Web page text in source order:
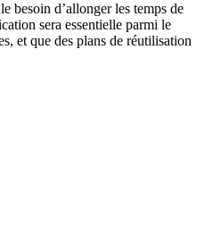
besoin d’allonger les temps de
sera essentielle parmi le
et que des plans de réutilisation